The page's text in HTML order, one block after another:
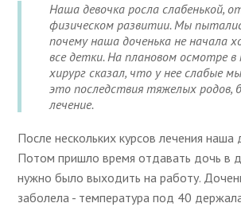
Наша девочка росла слабенькой,
физическом развитии. Мы
почему наша доченька не начала
все детки. На плановом осмотре в
хирург сказал, что у нее слабые
это последствия тяжелых родов,
лечение.
После нескольких курсов лечения наша
Потом пришло время отдавать дочь в
нужно было выходить на работу.
заболела - температура под 40